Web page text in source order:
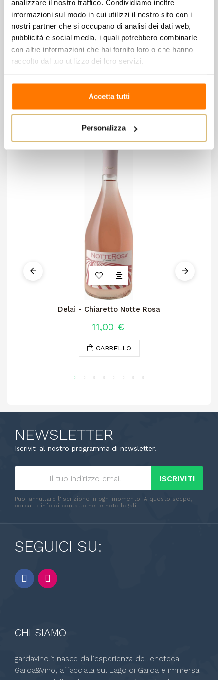
analizzare il nostro traffico. Condividiamo inoltre
informazioni sul modo in cui utilizzi il nostro sito con i
nostri partner che si occupano di analisi dei dati web,
pubblicità e social media, i quali potrebbero combinarle
con altre informazioni che hai fornito loro o che hanno
raccolto dal tuo utilizzo dei loro servizi.
Accetta tutti
Personalizza
vendemmia.
accompagnamento per primi piatti leggeri, antipasti
di mare, pesce di lago, carni bianche e pizza.
8 altri prodotti della stessa
categoria:
Delai - Chiaretto Notte Rosa
11,00 €
CARRELLO
NEWSLETTER
Iscriviti al nostro programma di newsletter.
ISCRIVITI
Puoi annullare l'iscrizione in ogni momento. A questo scopo,
cerca le info di contatto nelle note legali.
SEGUICI SU:
CHI SIAMO
gardavino.it nasce dall'esperienza dell'enoteca
Garda&Vino, affacciata sul Lago di Garda e immersa